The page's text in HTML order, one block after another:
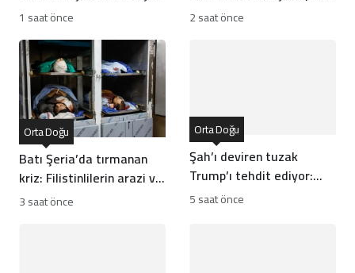
geçti
1 saat önce 2 saat önce
Batı Şeria’da tırmanan
kriz: Filistinlilerin arazi ve
mülklerine baskı artıyor
Orta Doğu
3 saat önce
Şah’ı deviren tuzak
Trump’ı tehdit ediyor:
Batı İran rejiminin
Orta Doğu
5 saat önce